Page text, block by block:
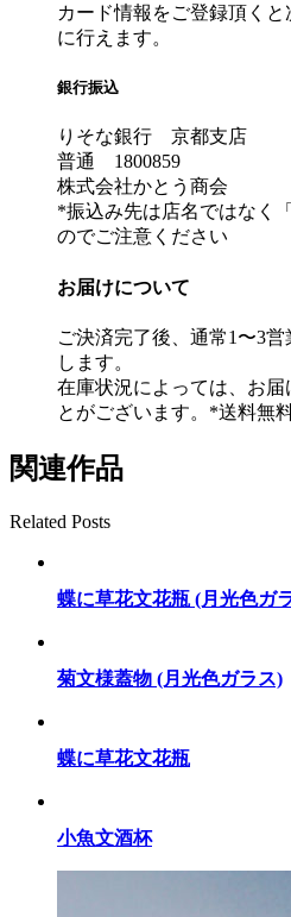
カード情報をご登録頂く
に行えます。
銀行振込
りそな銀行 京都支店
普通 1800859
株式会社かとう商会
*振込み先は店名ではなく
のでご注意ください
お届けについて
ご決済完了後、通常1〜3
します。
在庫状況によっては、お
とがございます。*送料無
関連作品
Related Posts
蝶に草花文花瓶 (月光色ガ
菊文様蓋物 (月光色ガラス)
蝶に草花文花瓶
小魚文酒杯